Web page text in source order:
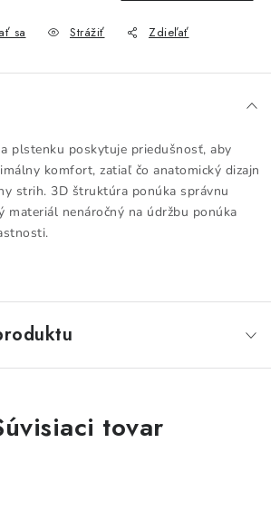
sa Strážiť Zdieľať
plstenku poskytuje priedušnosť, aby
komfort, zatiaľ čo anatomický dizajn
strih. 3D štruktúra ponúka správnu
materiál nenáročný na údržbu ponúka
tovar